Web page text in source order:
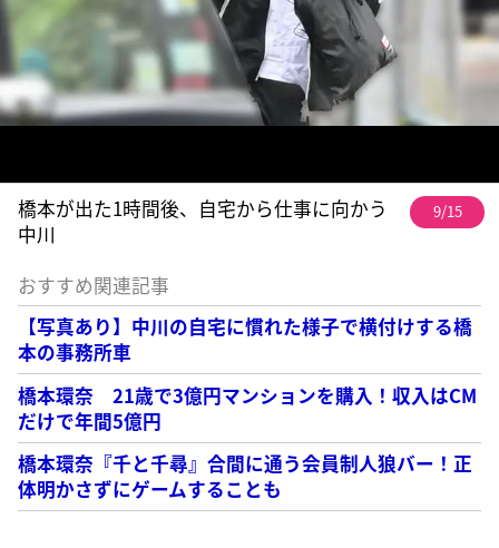
橋本が出た1時間後、自宅から仕事に向かう
中川
9/15
おすすめ関連記事
【写真あり】中川の自宅に慣れた様子で横付けする橋
本の事務所車
橋本環奈 21歳で3億円マンションを購入！収入はCM
だけで年間5億円
橋本環奈『千と千尋』合間に通う会員制人狼バー！正
体明かさずにゲームすることも